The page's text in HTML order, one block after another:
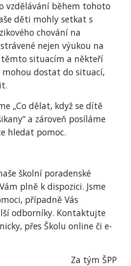
vzdělávání během tohoto
děti mohly setkat s
chování na
nejen výukou na
situacím a někteří
mohou dostat do situací,
„Co dělat, když se dítě
a zároveň posíláme
hledat pomoc.
školní poradenské
plně k dispozici. Jsme
případně Vás
odborníky. Kontaktujte
přes Školu online či e-
Za tým ŠPP